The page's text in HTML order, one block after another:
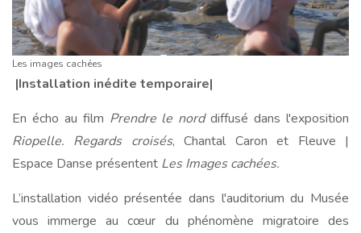
Les images cachées
|Installation inédite temporaire|
En écho au film Prendre le norddiffusé dans l'exposition
Riopelle. Regards croisés, Chantal Caron et Fleuve |
Espace Danse présentent Les Images cachées.
L’installation vidéo présentée dans l'auditorium du Musée
vous immerge au cœur du phénomène migratoire des